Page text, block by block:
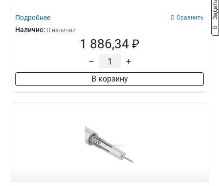
Подробнее Сравнить
Наличие: В наличии
1 886,34 ₽
– +
В корзину